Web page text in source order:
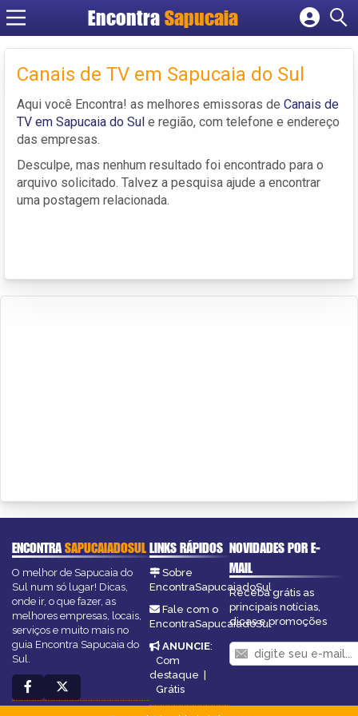
Encontra
Cadastrar empresa
Criar conta
Canais de TV em Sapucaia do Sul
Aqui você Encontra! as melhores emissoras de Canais de
TV em Sapucaia do Sul e região, com telefone e endereço
das empresas.
Desculpe, mas nenhum resultado foi encontrado para o
arquivo solicitado. Talvez a pesquisa ajude a encontrar
uma postagem relacionada.
ENCONTRASAPUCAIADOSUL
O melhor de Sapucaia do
Sul num só lugar! Dicas,
onde ir, o que fazer, as
melhores empresas, locais,
serviços e muito mais no
guia Encontra Sapucaia do
Sul.
LINKS RÁPIDOS
Sobre
EncontraSapucaiadoSul
Fale com o
EncontraSapucaiadoSul
ANUNCIE:
Com
destaque |
Grátis
NOVIDADES POR E-
MAIL
Receba grátis as
principais notícias,
dicas e promoções